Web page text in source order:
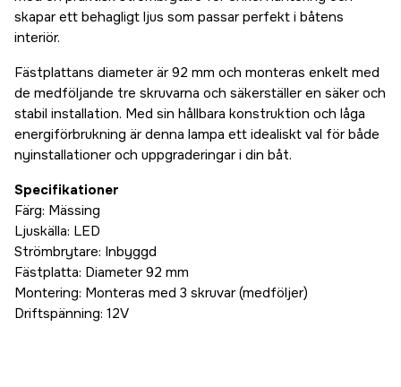
skapar ett behagligt ljus som passar perfekt i båtens
interiör.
Fästplattans diameter är 92 mm och monteras enkelt med
de medföljande tre skruvarna och säkerställer en säker och
stabil installation. Med sin hållbara konstruktion och låga
energiförbrukning är denna lampa ett idealiskt val för både
nyinstallationer och uppgraderingar i din båt.
Specifikationer
Färg: Mässing
Ljuskälla: LED
Strömbrytare: Inbyggd
Fästplatta: Diameter 92 mm
Montering: Monteras med 3 skruvar (medföljer)
Driftspänning: 12V